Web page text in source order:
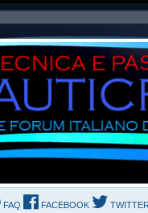
FAQ FACEBOOK TWITTER